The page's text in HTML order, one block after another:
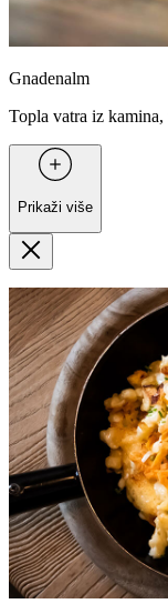
Gnadenalm
Topla vatra iz
Prikaži više